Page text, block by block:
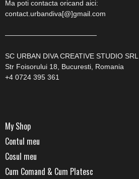
Ma poti contacta oricand aici:
contact.urbandiva[@]gmail.com
—————————————
SC URBAN DIVA CREATIVE STUDIO SRL
Str Foisorului 18, Bucuresti, Romania
+4 0724 395 361
My Shop
Contul meu
Cosul meu
Cum Comand & Cum Platesc